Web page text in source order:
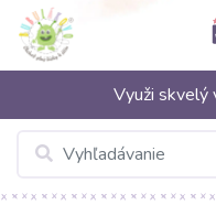
Využi skvelý